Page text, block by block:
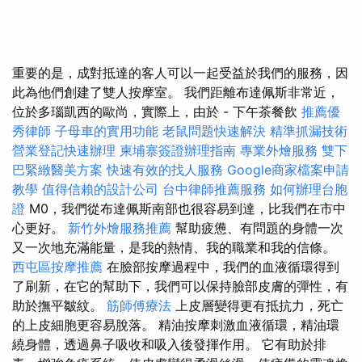
重要的是，成對抵達的客人可以一起受益於我們的服務，因
此為他們創建了雙人按摩室。 我們距離布達佩斯非常近，
位於多瑙凱西的歐尚，實際上，由於 - 下午茶餐飲 推薦優
秀律師 子母車的實用功能 老鼠問題快速解決 精準抓漏技術
營業登記快速辦理 柬埔寨簽證辦理指南 專業外燴服務 雙下
巴緊緻醫美方案 快速有效的找人服務 Google商家檔案申請
教學 值得信賴的設計公司 台中律師推薦服務 如何辦理台胞
證 M0，我們從布達佩斯南部也很容易到達，比我們在市中
心更好。 新竹外燴服務推薦 幫助疲憊、有問題的身體一次
又一次地充滿能量，是我的熱情、我的職業和我的信條。
西屯區按摩推薦 在臉部按摩過程中，我們的血液循環得到
了刷新，在它的幫助下，我們可以保持臉部皮膚的彈性，有
助於撫平皺紋。 筋師傅療法 上皮層變得更有抵抗力，死亡
的上皮細胞更容易脫落。 精油按摩刺激血液循環，精油環
繞身體，透過鼻子吸收和吸入後發揮作用。 它有助於排